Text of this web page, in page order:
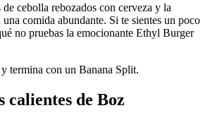
cebolla rebozados con cerveza y la
comida abundante. Si te sientes un poco
no pruebas la emocionante Ethyl Burger
termina con un Banana Split.
calientes de Boz